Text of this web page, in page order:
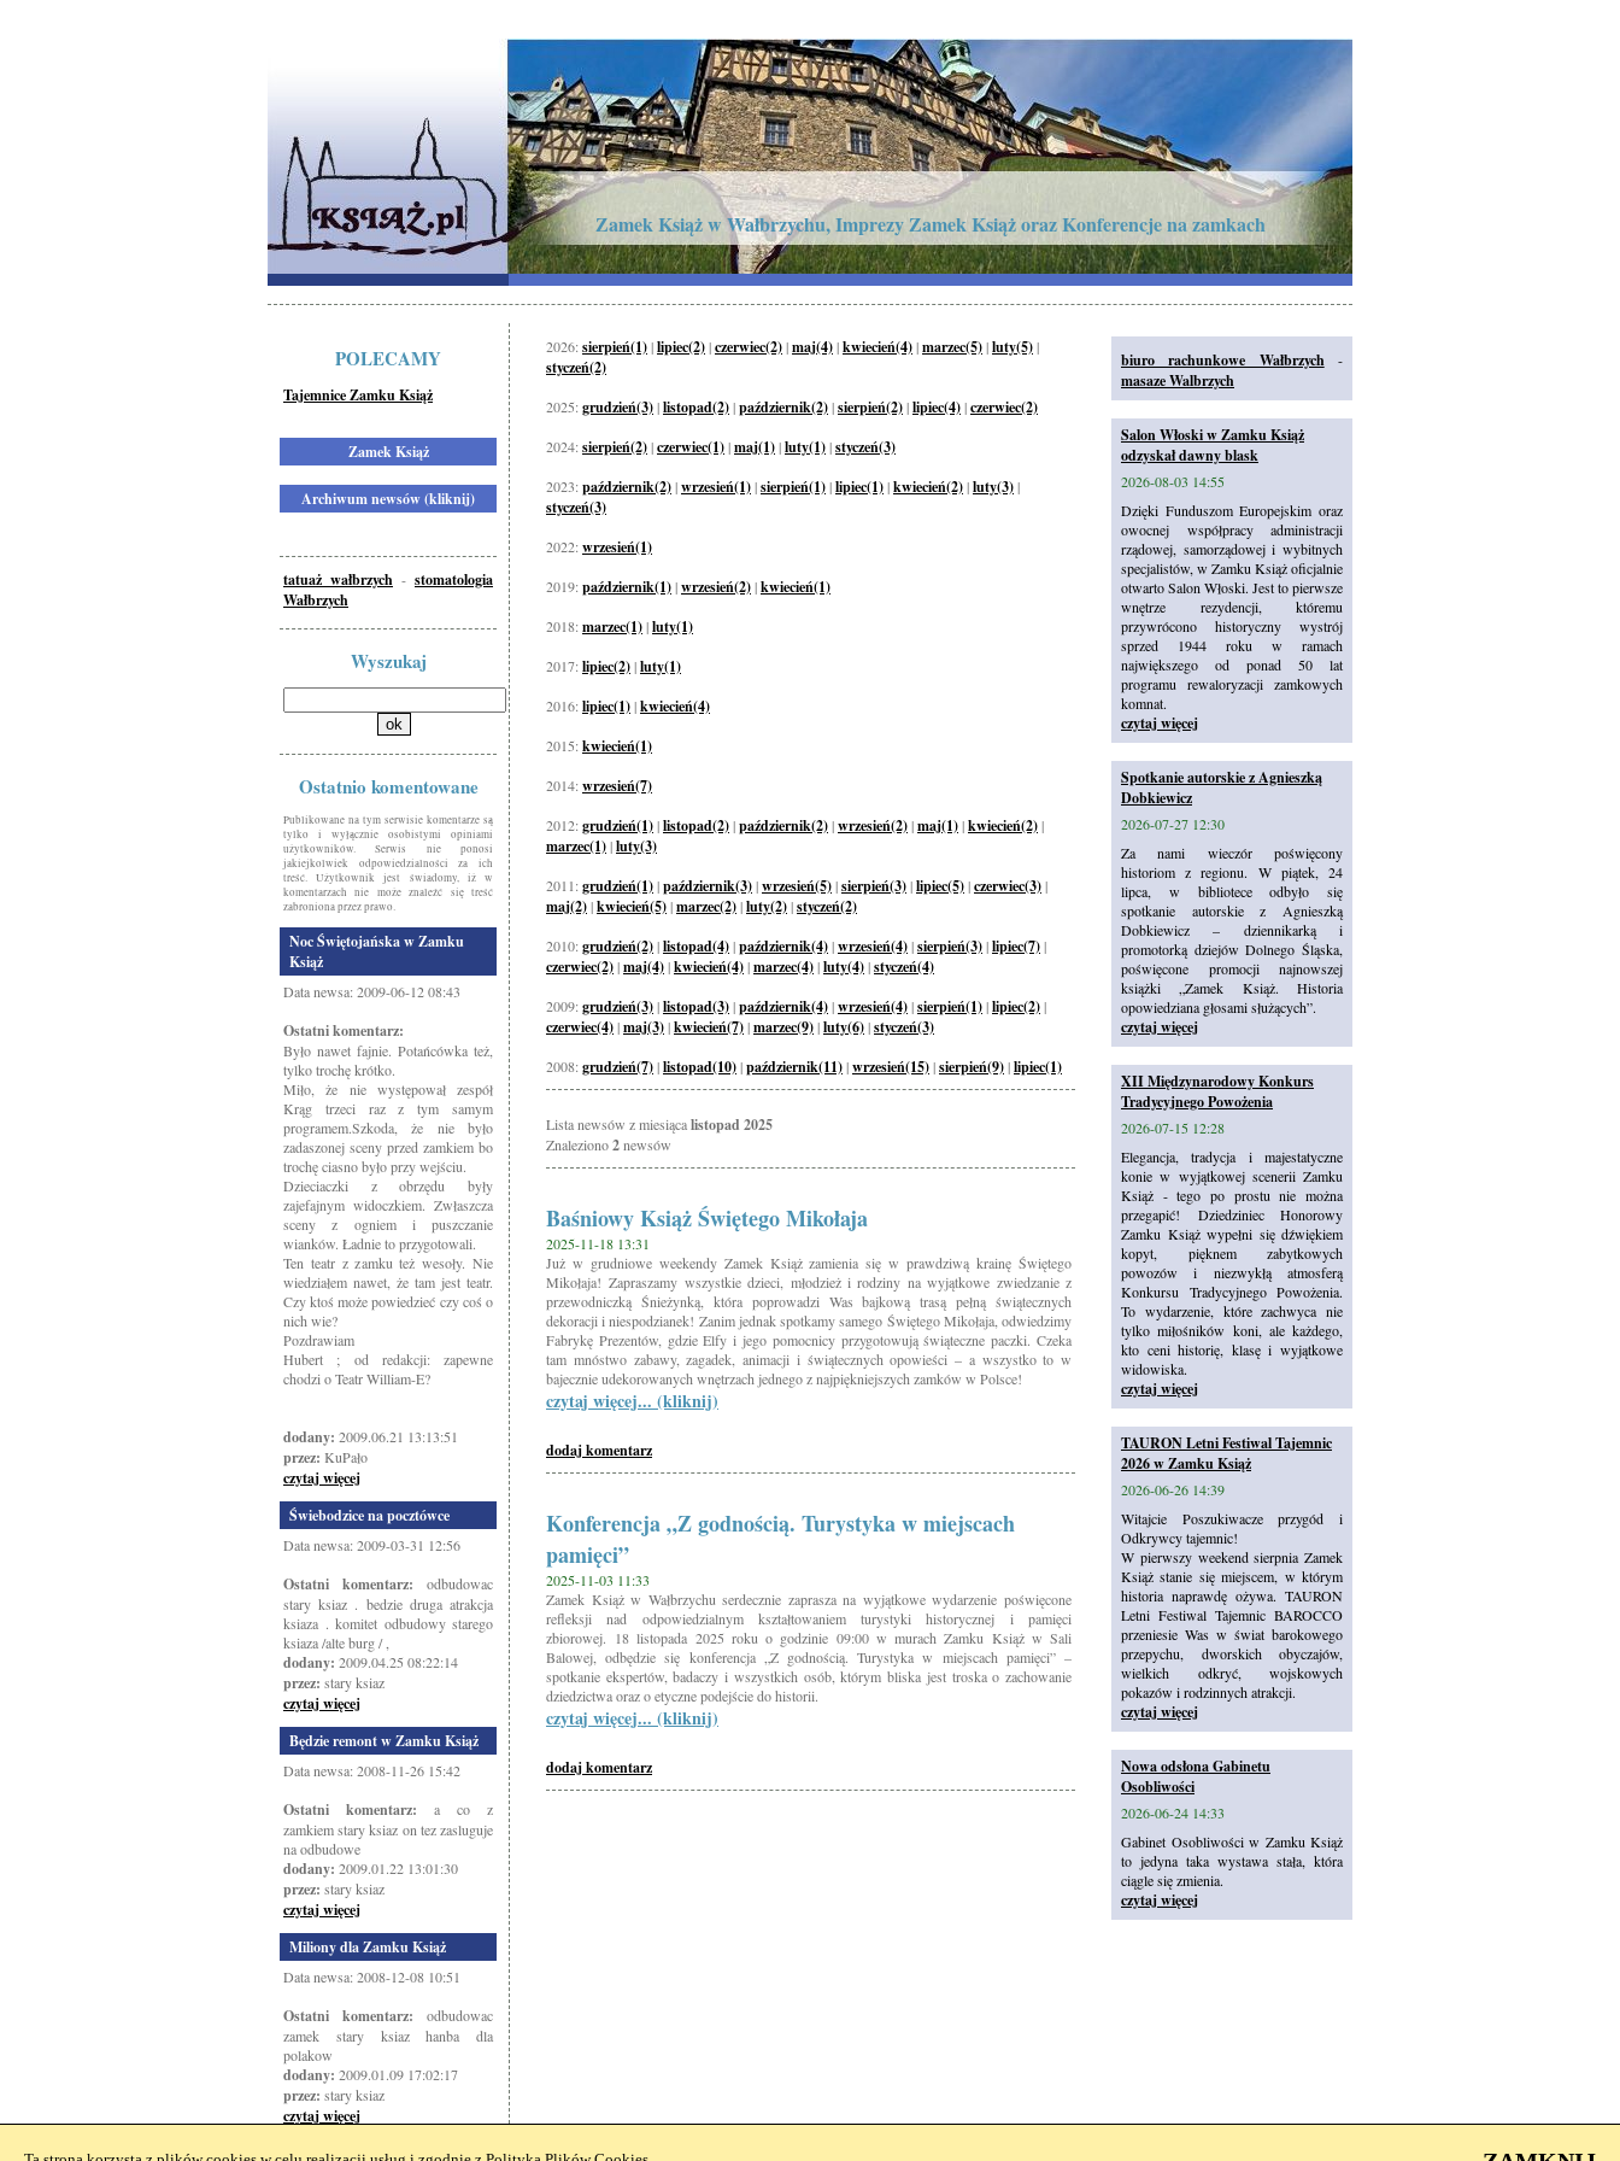
Zamek Książ w Wałbrzychu, Imprezy Zamek Książ oraz Konferencje na zamkach
POLECAMY
Tajemnice Zamku Książ
Zamek Książ
Archiwum newsów (kliknij)
tatuaż wałbrzych - stomatologia
Wałbrzych
Wyszukaj
Ostatnio komentowane
Publikowane na tym serwisie komentarze są
tylko i wyłącznie osobistymi opiniami
użytkowników. Serwis nie ponosi
jakiejkolwiek odpowiedzialności za ich
treść. Użytkownik jest świadomy, iż w
komentarzach nie może znaleźć się treść
zabroniona przez prawo.
Noc Świętojańska w Zamku
Książ
Data newsa: 2009-06-12 08:43
Ostatni komentarz:
Było nawet fajnie. Potańcówka też,
tylko trochę krótko.
Miło, że nie występował zespół
Krąg trzeci raz z tym samym
programem.Szkoda, że nie było
zadaszonej sceny przed zamkiem bo
trochę ciasno było przy wejściu.
Dzieciaczki z obrzędu były
zajefajnym widoczkiem. Zwłaszcza
sceny z ogniem i puszczanie
wianków. Ładnie to przygotowali.
Ten teatr z zamku też wesoły. Nie
wiedziałem nawet, że tam jest teatr.
Czy ktoś może powiedzieć czy coś o
nich wie?
Pozdrawiam
Hubert ; od redakcji: zapewne
chodzi o Teatr William-E?
dodany: 2009.06.21 13:13:51
przez: KuPało
czytaj więcej
Świebodzice na pocztówce
Data newsa: 2009-03-31 12:56
Ostatni komentarz: odbudowac
stary ksiaz . bedzie druga atrakcja
ksiaza . komitet odbudowy starego
ksiaza /alte burg / ,
dodany: 2009.04.25 08:22:14
przez: stary ksiaz
czytaj więcej
Będzie remont w Zamku Książ
Data newsa: 2008-11-26 15:42
Ostatni komentarz: a co z
zamkiem stary ksiaz on tez zasluguje
na odbudowe
dodany: 2009.01.22 13:01:30
przez: stary ksiaz
czytaj więcej
Miliony dla Zamku Książ
Data newsa: 2008-12-08 10:51
Ostatni komentarz: odbudowac
zamek stary ksiaz hanba dla
polakow
dodany: 2009.01.09 17:02:17
przez: stary ksiaz
czytaj więcej
2026:sierpień(1)|lipiec(2)|czerwiec(2)|maj(4)|kwiecień(4)|marzec(5)|luty(5)|
styczeń(2)
2025:grudzień(3)|listopad(2)|październik(2)|sierpień(2)|lipiec(4)|czerwiec(2)
2024:sierpień(2)|czerwiec(1)|maj(1)|luty(1)|styczeń(3)
2023:październik(2)|wrzesień(1)|sierpień(1)|lipiec(1)|kwiecień(2)|luty(3)|
styczeń(3)
2022:wrzesień(1)
2019:październik(1)|wrzesień(2)|kwiecień(1)
2018:marzec(1)|luty(1)
2017:lipiec(2)|luty(1)
2016:lipiec(1)|kwiecień(4)
2015:kwiecień(1)
2014:wrzesień(7)
2012:grudzień(1)|listopad(2)|październik(2)|wrzesień(2)|maj(1)|kwiecień(2)|
marzec(1)|luty(3)
2011:grudzień(1)|październik(3)|wrzesień(5)|sierpień(3)|lipiec(5)|czerwiec(3)|
maj(2)|kwiecień(5)|marzec(2)|luty(2)|styczeń(2)
2010:grudzień(2)|listopad(4)|październik(4)|wrzesień(4)|sierpień(3)|lipiec(7)|
czerwiec(2)|maj(4)|kwiecień(4)|marzec(4)|luty(4)|styczeń(4)
2009:grudzień(3)|listopad(3)|październik(4)|wrzesień(4)|sierpień(1)|lipiec(2)|
czerwiec(4)|maj(3)|kwiecień(7)|marzec(9)|luty(6)|styczeń(3)
2008:grudzień(7)|listopad(10)|październik(11)|wrzesień(15)|sierpień(9)|lipiec(1)
Lista newsów z miesiącalistopad 2025
Znaleziono2newsów
Baśniowy Książ Świętego Mikołaja
2025-11-18 13:31
Już w grudniowe weekendy Zamek Książ zamienia się w prawdziwą krainę Świętego
Mikołaja! Zapraszamy wszystkie dzieci, młodzież i rodziny na wyjątkowe zwiedzanie z
przewodniczką Śnieżynką, która poprowadzi Was bajkową trasą pełną świątecznych
dekoracji i niespodzianek! Zanim jednak spotkamy samego Świętego Mikołaja, odwiedzimy
Fabrykę Prezentów, gdzie Elfy i jego pomocnicy przygotowują świąteczne paczki. Czeka
tam mnóstwo zabawy, zagadek, animacji i świątecznych opowieści – a wszystko to w
bajecznie udekorowanych wnętrzach jednego z najpiękniejszych zamków w Polsce!
czytaj więcej... (kliknij)
dodaj komentarz
Konferencja „Z godnością. Turystyka w miejscach
pamięci”
2025-11-03 11:33
Zamek Książ w Wałbrzychu serdecznie zaprasza na wyjątkowe wydarzenie poświęcone
refleksji nad odpowiedzialnym kształtowaniem turystyki historycznej i pamięci
zbiorowej. 18 listopada 2025 roku o godzinie 09:00 w murach Zamku Książ w Sali
Balowej, odbędzie się konferencja „Z godnością. Turystyka w miejscach pamięci” –
spotkanie ekspertów, badaczy i wszystkich osób, którym bliska jest troska o zachowanie
dziedzictwa oraz o etyczne podejście do historii.
czytaj więcej... (kliknij)
dodaj komentarz
biuro rachunkowe Wałbrzych -
masaze Walbrzych
Salon Włoski w Zamku Książ
odzyskał dawny blask
2026-08-03 14:55
Dzięki Funduszom Europejskim oraz
owocnej współpracy administracji
rządowej, samorządowej i wybitnych
specjalistów, w Zamku Książ oficjalnie
otwarto Salon Włoski. Jest to pierwsze
wnętrze rezydencji, któremu
przywrócono historyczny wystrój
sprzed 1944 roku w ramach
największego od ponad 50 lat
programu rewaloryzacji zamkowych
komnat.
czytaj więcej
Spotkanie autorskie z Agnieszką
Dobkiewicz
2026-07-27 12:30
Za nami wieczór poświęcony
historiom z regionu. W piątek, 24
lipca, w bibliotece odbyło się
spotkanie autorskie z Agnieszką
Dobkiewicz – dziennikarką i
promotorką dziejów Dolnego Śląska,
poświęcone promocji najnowszej
książki „Zamek Książ. Historia
opowiedziana głosami służących”.
czytaj więcej
XII Międzynarodowy Konkurs
Tradycyjnego Powożenia
2026-07-15 12:28
Elegancja, tradycja i majestatyczne
konie w wyjątkowej scenerii Zamku
Książ - tego po prostu nie można
przegapić! Dziedziniec Honorowy
Zamku Książ wypełni się dźwiękiem
kopyt, pięknem zabytkowych
powozów i niezwykłą atmosferą
Konkursu Tradycyjnego Powożenia.
To wydarzenie, które zachwyca nie
tylko miłośników koni, ale każdego,
kto ceni historię, klasę i wyjątkowe
widowiska.
czytaj więcej
TAURON Letni Festiwal Tajemnic
2026 w Zamku Książ
2026-06-26 14:39
Witajcie Poszukiwacze przygód i
Odkrywcy tajemnic!
W pierwszy weekend sierpnia Zamek
Książ stanie się miejscem, w którym
historia naprawdę ożywa. TAURON
Letni Festiwal Tajemnic BAROCCO
przeniesie Was w świat barokowego
przepychu, dworskich obyczajów,
wielkich odkryć, wojskowych
pokazów i rodzinnych atrakcji.
czytaj więcej
Nowa odsłona Gabinetu
Osobliwości
2026-06-24 14:33
Gabinet Osobliwości w Zamku Książ
to jedyna taka wystawa stała, która
ciągle się zmienia.
czytaj więcej